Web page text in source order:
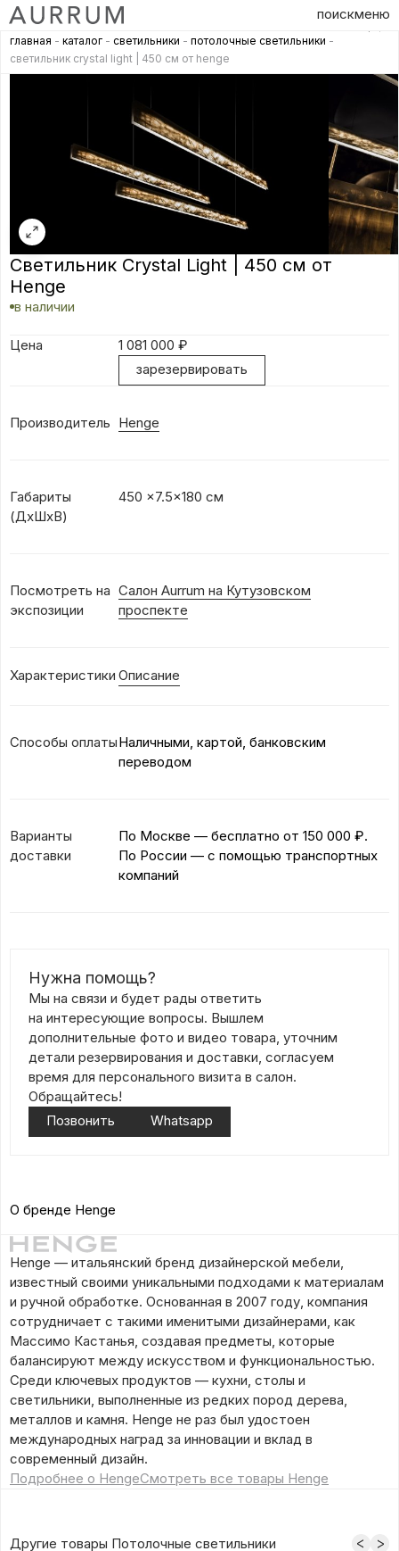
поискменю
главная - каталог - светильники - потолочные светильники -
светильник crystal light | 450 см от henge
Светильник Crystal Light | 450 см от
Henge
в наличии
Цена 1 081 000 ₽
зарезервировать
Производитель Henge
Габариты
(ДхШхВ)
450 ×7.5x180 см
Посмотреть на
экспозиции
Салон Aurrum на Кутузовском
проспекте
Характеристики Описание
Способы оплатыНаличными, картой, банковским
переводом
Варианты
доставки
По Москве — бесплатно от 150 000 ₽.
По России — с помощью транспортных
компаний
Нужна помощь?
Мы на связи и будет рады ответить
на интересующие вопросы. Вышлем
дополнительные фото и видео товара, уточним
детали резервирования и доставки, согласуем
время для персонального визита в салон.
Обращайтесь!
Позвонить
Whatsapp
О бренде Henge
Henge — итальянский бренд дизайнерской мебели,
известный своими уникальными подходами к материалам
и ручной обработке. Основанная в 2007 году, компания
сотрудничает с такими именитыми дизайнерами, как
Массимо Кастанья, создавая предметы, которые
балансируют между искусством и функциональностью.
Среди ключевых продуктов — кухни, столы и
светильники, выполненные из редких пород дерева,
металлов и камня. Henge не раз был удостоен
международных наград за инновации и вклад в
современный дизайн.
Подробнее о HengeСмотреть все товары Henge
Другие товары Потолочные светильники